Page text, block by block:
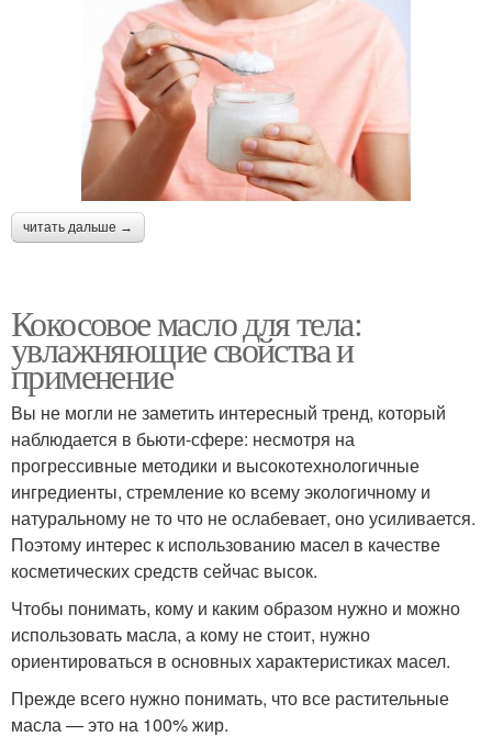
читать дальше →
Кокосовое масло для тела:
увлажняющие свойства и
применение
Вы не могли не заметить интересный тренд, который
наблюдается в бьюти-сфере: несмотря на
прогрессивные методики и высокотехнологичные
ингредиенты, стремление ко всему экологичному и
натуральному не то что не ослабевает, оно усиливается.
Поэтому интерес к использованию масел в качестве
косметических средств сейчас высок.
Чтобы понимать, кому и каким образом нужно и можно
использовать масла, а кому не стоит, нужно
ориентироваться в основных характеристиках масел.
Прежде всего нужно понимать, что все растительные
масла — это на 100% жир.